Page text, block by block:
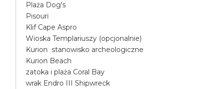
Plaża Dog's
Pisouri
Klif Cape Aspro
Wioska Templariuszy (opcjonalnie)
Kurion stanowisko archeologiczne
Kurion Beach
zatoka i plaża Coral Bay
wrak Endro III Shipwreck